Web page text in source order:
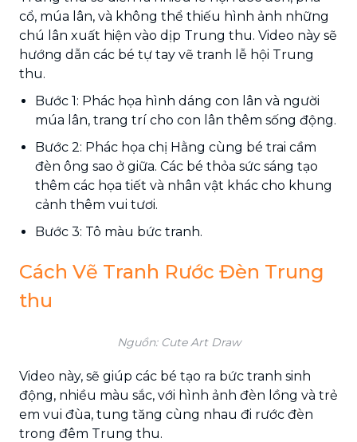
cổ, múa lân, và không thể thiếu hình ảnh những
chú lân xuất hiện vào dịp Trung thu. Video này sẽ
hướng dẫn các bé tự tay vẽ tranh lễ hội Trung
thu.
Bước 1: Phác họa hình dáng con lân và người
múa lân, trang trí cho con lân thêm sống động.
Bước 2: Phác họa chị Hằng cùng bé trai cầm
đèn ông sao ở giữa. Các bé thỏa sức sáng tạo
thêm các họa tiết và nhân vật khác cho khung
cảnh thêm vui tươi.
Bước 3: Tô màu bức tranh.
Cách Vẽ Tranh Rước Đèn Trung
thu
Nguồn: Cute Art Draw
Video này, sẽ giúp các bé tạo ra bức tranh sinh
động, nhiều màu sắc, với hình ảnh đèn lồng và trẻ
em vui đùa, tung tăng cùng nhau đi rước đèn
trong đêm Trung thu.